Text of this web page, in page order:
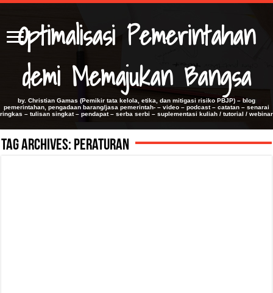
Optimalisasi Pemerintahan
demi Memajukan Bangsa
by. Christian Gamas (Pemikir tata kelola, etika, dan mitigasi risiko PBJP) – blog
pemerintahan, pengadaan barang/jasa pemerintah- – video – podcast – catatan – senarai
ringkas – tulisan singkat – pendapat – serba serbi – suplementasi kuliah / tutorial / webinar
Tag Archives: Peraturan